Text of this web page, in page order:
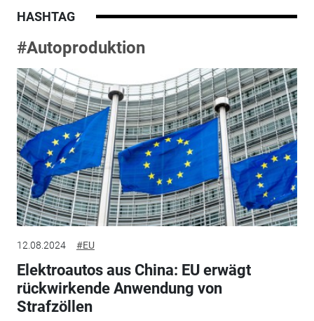
HASHTAG
#Autoproduktion
12.08.2024 #EU
Elektroautos aus China: EU erwägt
rückwirkende Anwendung von
Strafzöllen